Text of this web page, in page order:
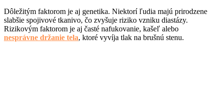
Dôležitým faktorom je aj genetika. Niektorí ľudia majú prirodzene
slabšie spojivové tkanivo, čo zvyšuje riziko vzniku diastázy.
Rizikovým faktorom je aj časté nafukovanie, kašeľ alebo
nesprávne držanie tela, ktoré vyvíja tlak na brušnú stenu.